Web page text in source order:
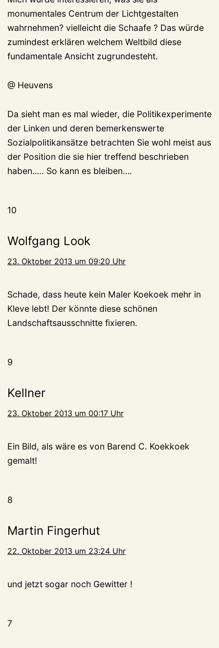
monumentales Centrum der Lichtgestalten
wahrnehmen? vielleicht die Schaafe ? Das würde
zumindest erklären welchem Weltbild diese
fundamentale Ansicht zugrundesteht.
@ Heuvens
Da sieht man es mal wieder, die Politikexperimente
der Linken und deren bemerkenswerte
Sozialpolitikansätze betrachten Sie wohl meist aus
der Position die sie hier treffend beschrieben
haben….. So kann es bleiben….
10
Wolfgang Look
23. Oktober 2013 um 09:20 Uhr
Schade, dass heute kein Maler Koekoek mehr in
Kleve lebt! Der könnte diese schönen
Landschaftsausschnitte fixieren.
9
Kellner
23. Oktober 2013 um 00:17 Uhr
Ein Bild, als wäre es von Barend C. Koekkoek
gemalt!
8
Martin Fingerhut
22. Oktober 2013 um 23:24 Uhr
und jetzt sogar noch Gewitter !
7